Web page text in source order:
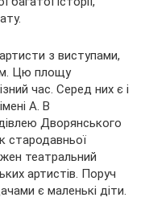
з виступами,
Цю площу
час. Серед них є і
А. В
Дворянського
стародавньої
театральний
артистів. Поруч
є маленькі діти.